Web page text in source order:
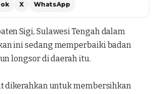
X WhatsApp
Sigi, Sulawesi Tengah dalam
ini sedang memperbaiki badan
longsor di daerah itu.
dikerahkan untuk membersihkan